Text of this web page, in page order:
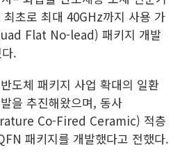
초로 최대 40GHz까지 사용 가
Flat No-lead) 패키지 개발
.
도체 패키지 사업 확대의 일환
을 추진해왔으며, 동사
Co-Fired Ceramic) 적층
패키지를 개발했다고 전했다.